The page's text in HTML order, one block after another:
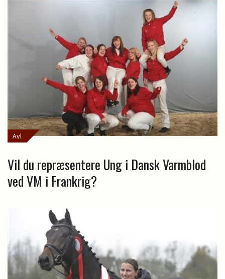
Avl
Vil du repræsentere Ung i Dansk Varmblod
ved VM i Frankrig?